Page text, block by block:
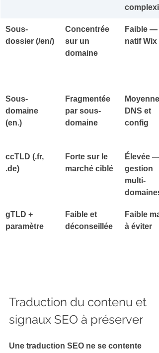
Sous-
dossier (/en/)
Concentrée
sur un
domaine
Faible —
natif Wix
Sous-
domaine
(en.)
Fragmentée
par sous-
domaine
DNS et
config
ccTLD (.fr,
.de)
Forte sur le
marché ciblé
Élevée —
gestion
multi-
domaines
gTLD +
paramètre
Faible et
déconseillée
Faible
à éviter
Traduction du contenu et
signaux SEO à préserver
Une traduction SEO ne se contente